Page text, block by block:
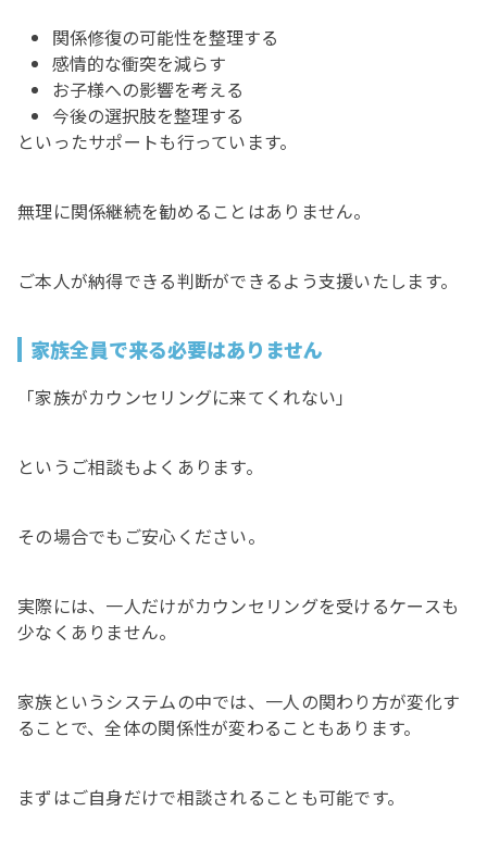
関係修復の可能性を整理する
感情的な衝突を減らす
お子様への影響を考える
今後の選択肢を整理する
といったサポートも行っています。
無理に関係継続を勧めることはありません。
ご本人が納得できる判断ができるよう支援いたします。
家族全員で来る必要はありません
「家族がカウンセリングに来てくれない」
というご相談もよくあります。
その場合でもご安心ください。
実際には、一人だけがカウンセリングを受けるケースも
少なくありません。
家族というシステムの中では、一人の関わり方が変化す
ることで、全体の関係性が変わることもあります。
まずはご自身だけで相談されることも可能です。